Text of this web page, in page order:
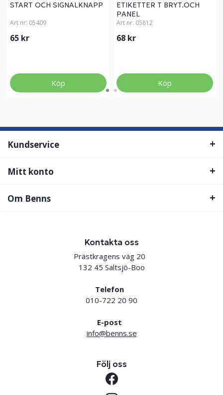
START OCH SIGNALKNAPP
Art nr: 05409
65 kr
Köp
ETIKETTER T BRYT.OCH
PANEL
Art nr: 05812
68 kr
Köp
Kundservice
Mitt konto
Om Benns
Kontakta oss
Prästkragens väg 20
132 45 Saltsjö-Boo
Telefon
010-722 20 90
E-post
info@benns.se
Följ oss